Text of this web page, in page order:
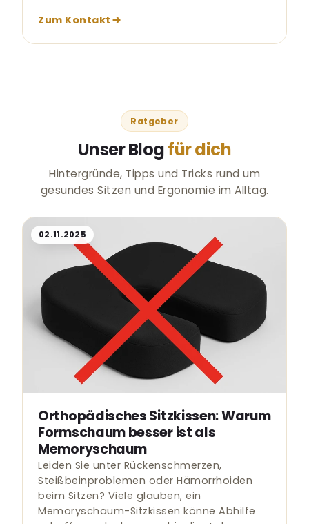
Unser Blogfür dich
Hintergründe, Tipps und Tricks rund um
gesundes Sitzen und Ergonomie im Alltag.
Formschaum besser ist als
Memoryschaum
Leiden Sie unter Rückenschmerzen,
Steißbeinproblemen oder Hämorrhoiden
beim Sitzen? Viele glauben, ein
Memoryschaum-Sitzkissen könne Abhilfe
schaffen – doch genau hier liegt der...